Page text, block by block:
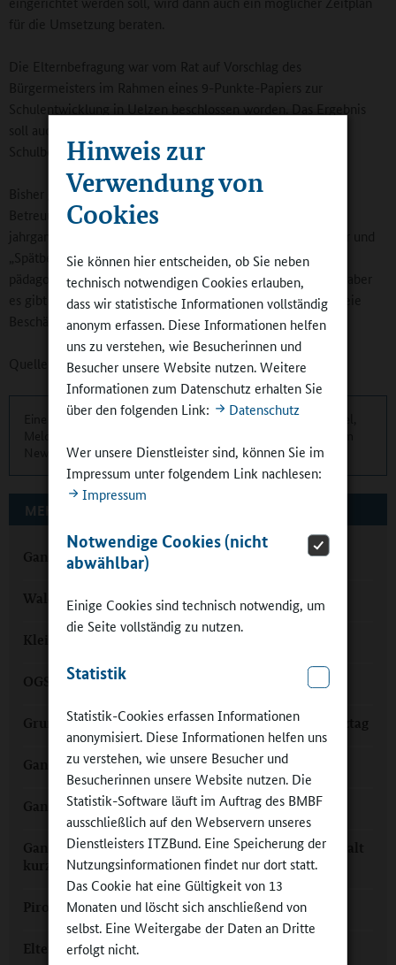
Hinweis zur
Verwendung von
Cookies
Sie können hier entscheiden, ob Sie neben
technisch notwendigen Cookies erlauben,
dass wir statistische Informationen vollständig
anonym erfassen. Diese Informationen helfen
uns zu verstehen, wie Besucherinnen und
Besucher unsere Website nutzen. Weitere
Informationen zum Datenschutz erhalten Sie
über den folgenden Link:
Datenschutz
Wer unsere Dienstleister sind, können Sie im
Impressum unter folgendem Link nachlesen:
Impressum
Notwendige Cookies (nicht
abwählbar)
Einige Cookies sind technisch notwendig, um
die Seite vollständig zu nutzen.
Statistik
Statistik-Cookies erfassen Informationen
anonymisiert. Diese Informationen helfen uns
zu verstehen, wie unsere Besucher und
Besucherinnen unsere Website nutzen. Die
Statistik-Software läuft im Auftrag des BMBF
ausschließlich auf den Webservern unseres
Dienstleisters ITZBund. Eine Speicherung der
Nutzungsinformationen findet nur dort statt.
Das Cookie hat eine Gültigkeit von 13
Monaten und löscht sich anschließend von
selbst. Eine Weitergabe der Daten an Dritte
erfolgt nicht.
für die Umsetzung beraten.
Die Elternbefragung war vom Rat auf Vorschlag des
Bürgermeisters im Rahmen eines 9-Punkte-Papiers zur
Schulentwicklung in Uelzen beschlossen worden. Das Ergebnis
soll auch in Entscheidungen zum zukünftigen Zuschnitt des
Schulbezirks Veerßen miteinbezogen werden.
Bisher gibt es in der Grundschule Veerßen bereits ein
Betreuungskonzept für die 1. und 2. Klassen mit einer
jahrgangsübergreifenden Frühbetreuung von 7.45 - 8.30 Uhr und
„Spätbetreuung“ bis 12.45 Uhr. In der Betreuung wird
pädagogische Arbeit, nicht nur „Beaufsichtigung“ geleistet, aber
es gibt z. B. keine Hausaufgabenbetreuung, sondern eine freie
Beschäftigung nach Wahl.
Quelle: Hansestadt Uelzen
Eine übersichtliche Kurzinformation über die aktuellen Artikel,
Newsletter.Hier können Sie sich anmelden.
MEHR ZUM THEMA AUF GANZTAGSSCHULEN.ORG
Ganztägig leben und lernen in Niedersachsen
Waldschulhelden in der Ganztagsschule
Kleine und große Stars in der Ganztagsgrundschule
OGS Rühme: „Wir bringen die Schule zum Leben“
Grundschule Häcklingen: Vom Zaungast in den Ganztag
Ganztag in Wellen
Ganztag in Bullerbü: Grundschule Leuchtenburg
Ganztagsschule in Seevetal: „Bei uns sind die Wege halt
kurz“
Pirouetten für den Ganztag in Ostfriesland
Eltern und Ganztag: "Das Familienklima profitiert"